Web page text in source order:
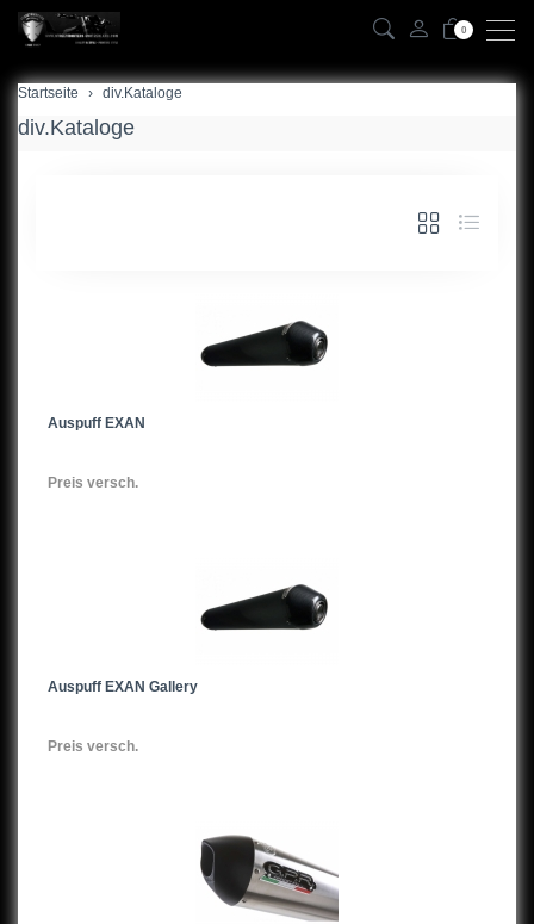
0
Startseite div.Kataloge
div.Kataloge
Auspuff EXAN
Preis versch.
Auspuff EXAN Gallery
Preis versch.